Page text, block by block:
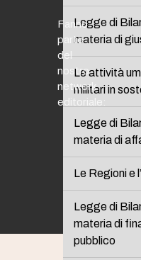
Legge di
materia di
Le attività
militari in
Legge di
materia di
Le Regioni e
Legge di
materia di
pubblico
Fanno
parte
del
nostro
network
editoriale: